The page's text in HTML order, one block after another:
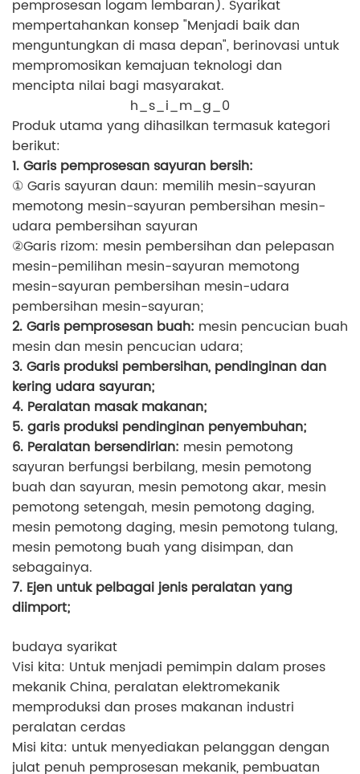
pemprosesan logam lembaran). Syarikat
mempertahankan konsep "Menjadi baik dan
menguntungkan di masa depan", berinovasi untuk
mempromosikan kemajuan teknologi dan
mencipta nilai bagi masyarakat.
h_s_i_m_g_0
Produk utama yang dihasilkan termasuk kategori
berikut:
1. Garis pemprosesan sayuran bersih:
① Garis sayuran daun: memilih mesin-sayuran
memotong mesin-sayuran pembersihan mesin-
udara pembersihan sayuran
②Garis rizom: mesin pembersihan dan pelepasan
mesin-pemilihan mesin-sayuran memotong
mesin-sayuran pembersihan mesin-udara
pembersihan mesin-sayuran;
2. Garis pemprosesan buah: mesin pencucian buah
mesin dan mesin pencucian udara;
3. Garis produksi pembersihan, pendinginan dan
kering udara sayuran;
4. Peralatan masak makanan;
5. garis produksi pendinginan penyembuhan;
6. Peralatan bersendirian: mesin pemotong
sayuran berfungsi berbilang, mesin pemotong
buah dan sayuran, mesin pemotong akar, mesin
pemotong setengah, mesin pemotong daging,
mesin pemotong daging, mesin pemotong tulang,
mesin pemotong buah yang disimpan, dan
sebagainya.
7. Ejen untuk pelbagai jenis peralatan yang
diimport;
budaya syarikat
Visi kita: Untuk menjadi pemimpin dalam proses
mekanik China, peralatan elektromekanik
memproduksi dan proses makanan industri
peralatan cerdas
Misi kita: untuk menyediakan pelanggan dengan
julat penuh pemprosesan mekanik, pembuatan